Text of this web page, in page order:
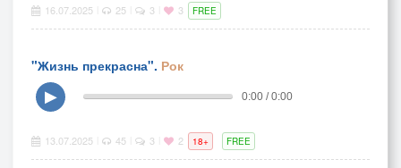
16.07.2025 25 3 3 FREE
"Жизнь прекрасна". Рок
▶
0:00 / 0:00
13.07.2025 45 3 2 18+ FREE